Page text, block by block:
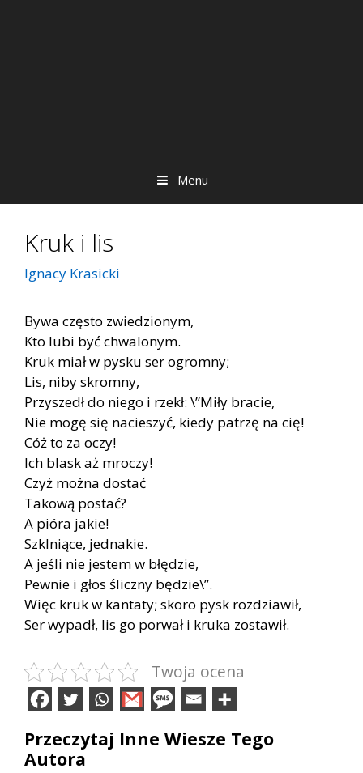
Menu
Kruk i lis
Ignacy Krasicki
Bywa często zwiedzionym,
Kto lubi być chwalonym.
Kruk miał w pysku ser ogromny;
Lis, niby skromny,
Przyszedł do niego i rzekł: \”Miły bracie,
Nie mogę się nacieszyć, kiedy patrzę na cię!
Cóż to za oczy!
Ich blask aż mroczy!
Czyż można dostać
Takową postać?
A pióra jakie!
Szklniące, jednakie.
A jeśli nie jestem w błędzie,
Pewnie i głos śliczny będzie\”.
Więc kruk w kantaty; skoro pysk rozdziawił,
Ser wypadł, lis go porwał i kruka zostawił.
Twoja ocena
Przeczytaj Inne Wiesze Tego
Autora